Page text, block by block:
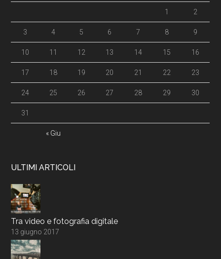
« Giu
1 2
3 4 5 6 7 8 9
10 11 12 13 14 15 16
17 18 19 20 21 22 23
24 25 26 27 28 29 30
31
ULTIMI ARTICOLI
Tra video e fotografia digitale
13 giugno 2017